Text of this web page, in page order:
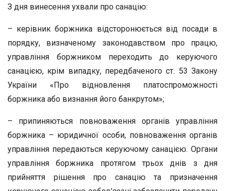
З дня винесення ухвали про санацію:
– керівник боржника відсторонюється від посади в
порядку, визначеному законодавством про працю,
управління боржником переходить до керуючого
санацією, крім випадку, передбаченого ст. 53 Закону
України «Про відновлення платоспроможності
боржника або визнання його банкрутом»;
– припиняються повноваження органів управління
боржника – юридичної особи, повноваження органів
управління передаються керуючому санацією. Органи
управління боржника протягом трьох днів з дня
прийняття рішення про санацію та призначення